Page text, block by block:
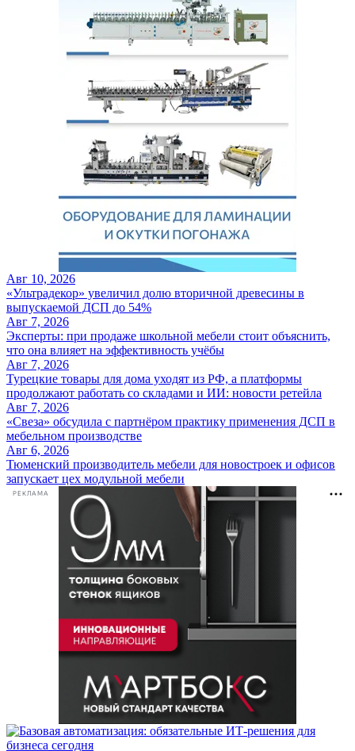
Авг 10, 2026
«Ультрадекор» увеличил долю вторичной древесины в
выпускаемой ДСП до 54%
Авг 7, 2026
Эксперты: при продаже школьной мебели стоит объяснить,
что она влияет на эффективность учёбы
Авг 7, 2026
Турецкие товары для дома уходят из РФ, а платформы
продолжают работать со складами и ИИ: новости ретейла
Авг 7, 2026
«Свеза» обсудила с партнёром практику применения ДСП в
мебельном производстве
Авг 6, 2026
Тюменский производитель мебели для новостроек и офисов
запускает цех модульной мебели
РЕКЛАМА